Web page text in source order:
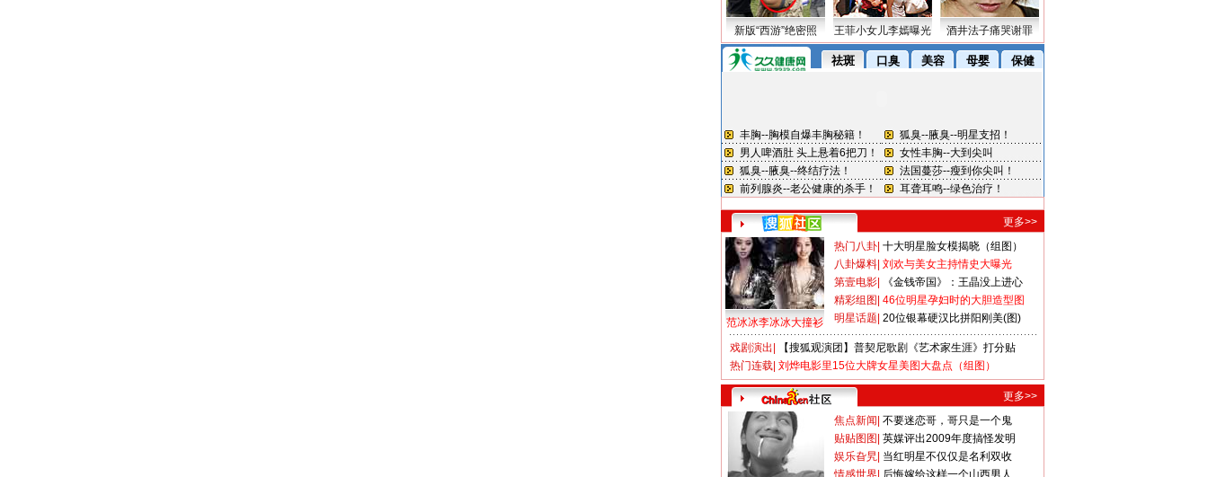
新版“西游”绝密照 王菲小女儿李嫣曝光 酒井法子痛哭谢罪
更多>>
范冰冰李冰冰大撞衫
热门八卦 十大明星脸女模揭晓（组图）
八卦爆料 刘欢与美女主持情史大曝光
第壹电影
《金钱帝国》：王晶没上进心
精彩组图 46位明星孕妇时的大胆造型图
明星话题 20位银幕硬汉比拼阳刚美(图)
戏剧演出
【搜狐观演团】普契尼歌剧《艺术家生涯》打分贴
热门连载 刘烨电影里15位大牌女星美图大盘点（组图）
更多>>
焦点新闻 不要迷恋哥，哥只是一个鬼
贴贴图图 英媒评出2009年度搞怪发明
娱乐旮旯 当红明星不仅仅是名利双收
情感世界 后悔嫁给这样一个山西男人